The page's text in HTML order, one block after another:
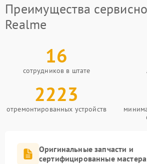
Преимущества
Realme
16
сотрудников в штате
2223
отремонтированных устройств
Оригинальные запчасти и
сертифицированные мастера